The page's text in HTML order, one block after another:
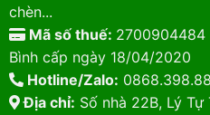
chèn...
Mã số thuế: 2700904484
Bình cấp ngày 18/04/2020
Hotline/Zalo:
Địa chỉ: Số nhà 22B, Lý